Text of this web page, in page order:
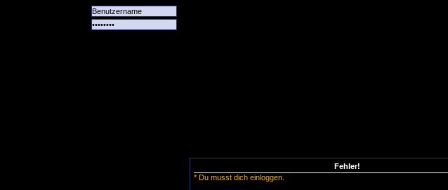
Fehler!
* Du musst dich einloggen.